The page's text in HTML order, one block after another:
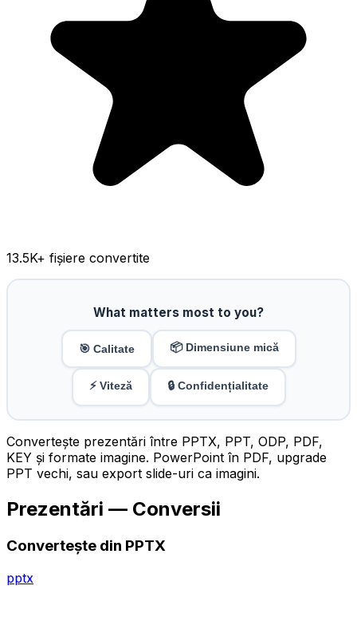
13.5K+ fișiere convertite
What matters most to you?
🎯 Calitate 📦 Dimensiune mică
⚡ Viteză 🔒 Confidențialitate
Convertește prezentări între PPTX, PPT, ODP, PDF,
KEY și formate imagine. PowerPoint în PDF, upgrade
PPT vechi, sau export slide-uri ca imagini.
Prezentări — Conversii
Convertește din PPTX
pptx